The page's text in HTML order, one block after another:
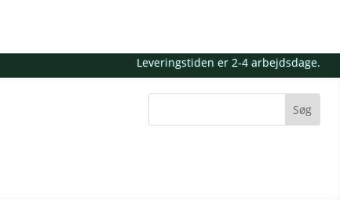
Leveringstiden er 2-4 arbejdsdage.